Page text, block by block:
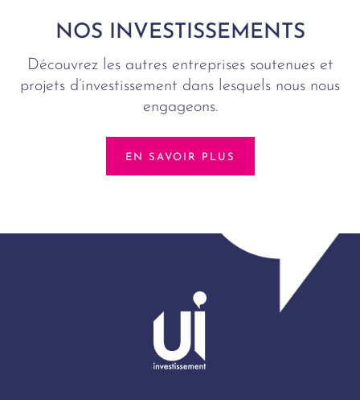
NOS INVESTISSEMENTS
Découvrez les autres entreprises soutenues et
projets d’investissement dans lesquels nous nous
engageons.
EN SAVOIR PLUS